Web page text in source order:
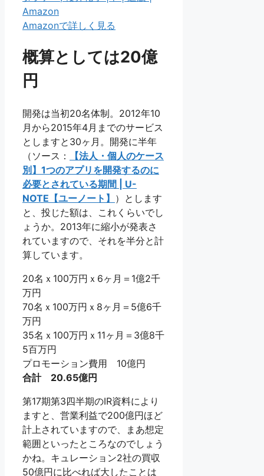
Amazonで詳しく見る
概算としては20億
円
開発は当初20名体制。2012年10
月から2015年4月までのサービス
としますと30ヶ月。開発に半年
（ソース：
【法人・個人のケース
別】1つのアプリを開発するのに
必要とされている期間 | U-
NOTE【ユーノート】 ）とします
と、投じた額は、これくらいでし
ょうか。2013年に縮小が発表さ
れていますので、それを半分と計
算しています。
20名ｘ100万円ｘ6ヶ月＝1億2千
万円
70名ｘ100万円ｘ8ヶ月＝5億6千
万円
35名ｘ100万円ｘ11ヶ月＝3億8千
5百万円
プロモーション費用 10億円
合計 20.65億円
第17期第3四半期のIR資料により
ますと、営業利益で200億円ほど
計上されていますので、まあ想定
範囲といったところなのでしょう
かね。キュレーション2社の買収
50億円に比べれば大したことは